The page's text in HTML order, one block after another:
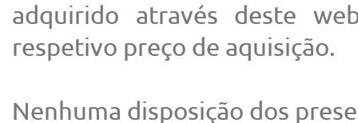
adquirido através deste
respetivo preço de aquisição.
Nenhuma disposição dos